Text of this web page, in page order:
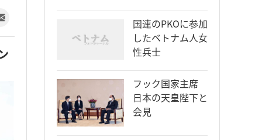
国連のPKOに参加
したベトナム人女
性兵士
フック国家主席
日本の天皇陛下と
会見